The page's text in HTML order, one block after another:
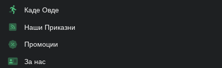
Каде Овде
Наши Приказни
Промоции
За нас